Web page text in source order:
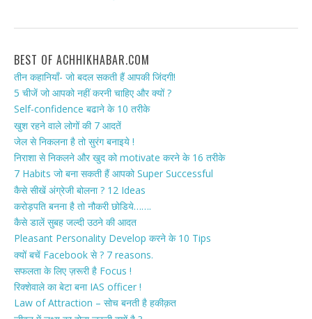
BEST OF ACHHIKHABAR.COM
तीन कहानियाँ- जो बदल सकती हैं आपकी जिंदगी!
5 चीजें जो आपको नहीं करनी चाहिए और क्यों ?
Self-confidence बढाने के 10 तरीके
खुश रहने वाले लोगों की 7 आदतें
जेल से निकलना है तो सुरंग बनाइये !
निराशा से निकलने और खुद को motivate करने के 16 तरीके
7 Habits जो बना सकती हैं आपको Super Successful
कैसे सीखें अंग्रेजी बोलना ? 12 Ideas
करोड़पति बनना है तो नौकरी छोडिये…….
कैसे डालें सुबह जल्दी उठने की आदत
Pleasant Personality Develop करने के 10 Tips
क्यों बचें Facebook से ? 7 reasons.
सफलता के लिए ज़रूरी है Focus !
रिक्शेवाले का बेटा बना IAS officer !
Law of Attraction – सोच बनती है हकीक़त